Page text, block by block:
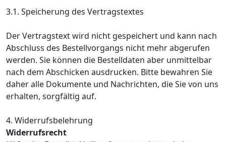
3.1. Speicherung des Vertragstextes
Der Vertragstext wird nicht gespeichert und kann nach
Abschluss des Bestellvorgangs nicht mehr abgerufen
werden. Sie können die Bestelldaten aber unmittelbar
nach dem Abschicken ausdrucken. Bitte bewahren Sie
daher alle Dokumente und Nachrichten, die Sie von uns
erhalten, sorgfältig auf.
4. Widerrufsbelehrung
Widerrufsrecht